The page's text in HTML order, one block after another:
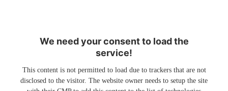
We need your consent to load the
service!
This content is not permitted to load due to trackers that are not
disclosed to the visitor. The website owner needs to setup the site